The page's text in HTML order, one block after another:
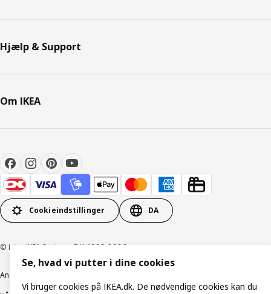
Hjælp & Support
Om IKEA
Cookieindstillinger DA
© Inter IKEA Systems B.V. 1999-2026
Ansvarlig rapportering
Se, hvad vi putter i dine cookies
Vi bruger cookies på IKEA.dk. De nødvendige cookies kan du